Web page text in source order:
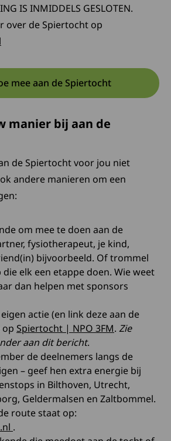
IS INMIDDELS GESLOTEN.
over de Spiertocht op
mee aan de Spiertocht
manier bij aan de
de Spiertocht voor jou niet
andere manieren om een
om mee te doen aan de
fysiotherapeut, je kind,
bijvoorbeeld. Of trommel
elk een etappe doen. Wie weet
dan helpen met sponsors
actie (en link deze aan de
op Spiertocht | NPO 3FM. Zie
aan dit bericht.
de deelnemers langs de
– geef hen extra energie bij
in Bilthoven, Utrecht,
Geldermalsen en Zaltbommel.
route staat op:
Deze link opent in een nieuw
.